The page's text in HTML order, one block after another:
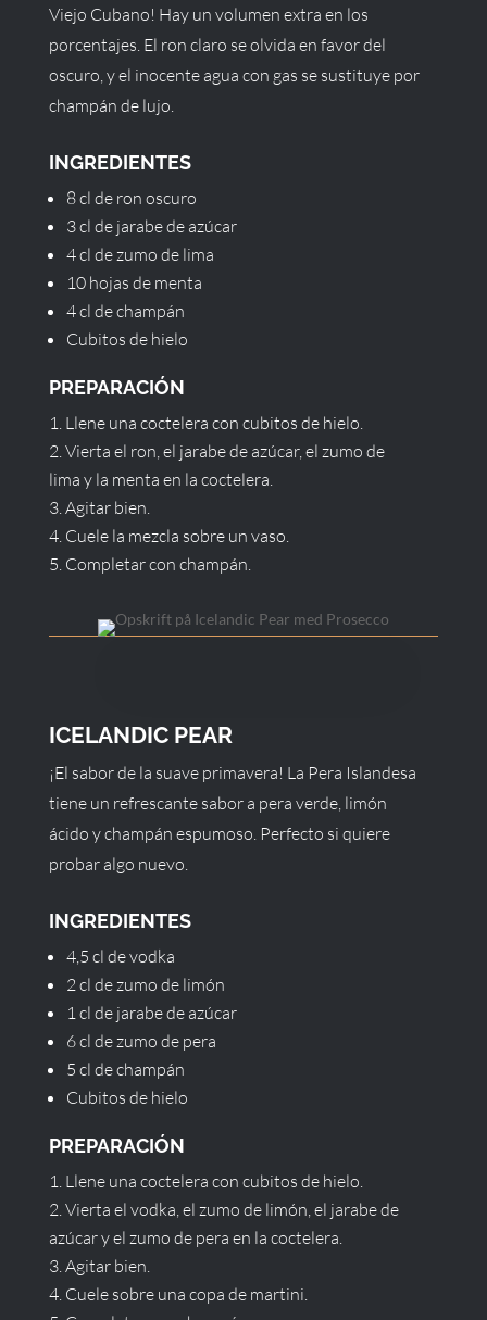
Viejo Cubano! Hay un volumen extra en los
porcentajes. El ron claro se olvida en favor del
oscuro, y el inocente agua con gas se sustituye por
champán de lujo.
INGREDIENTES
8 cl de ron oscuro
3 cl de jarabe de azúcar
4 cl de zumo de lima
10 hojas de menta
4 cl de champán
Cubitos de hielo
PREPARACIÓN
Llene una coctelera con cubitos de hielo.
Vierta el ron, el jarabe de azúcar, el zumo de
lima y la menta en la coctelera.
Agitar bien.
Cuele la mezcla sobre un vaso.
Completar con champán.
ICELANDIC PEAR
¡El sabor de la suave primavera! La Pera Islandesa
tiene un refrescante sabor a pera verde, limón
ácido y champán espumoso. Perfecto si quiere
probar algo nuevo.
INGREDIENTES
4,5 cl de vodka
2 cl de zumo de limón
1 cl de jarabe de azúcar
6 cl de zumo de pera
5 cl de champán
Cubitos de hielo
PREPARACIÓN
Llene una coctelera con cubitos de hielo.
Vierta el vodka, el zumo de limón, el jarabe de
azúcar y el zumo de pera en la coctelera.
Agitar bien.
Cuele sobre una copa de martini.